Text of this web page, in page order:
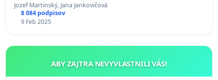
Jozef Martinský, Jana Jankovičová
8 084 podpisov
9 Feb 2025
ABY ZAJTRA NEVYVLASTNILI VÁS!